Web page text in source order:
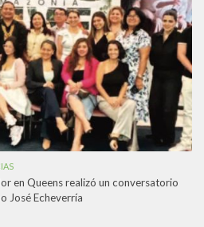
en Queens realizó un conversatorio
José Echeverría